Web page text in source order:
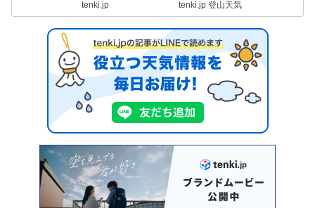
tenki.jp tenki.jp 登山天気